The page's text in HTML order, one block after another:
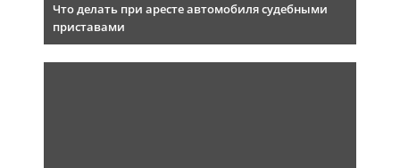
Что делать при аресте автомобиля судебными
приставами